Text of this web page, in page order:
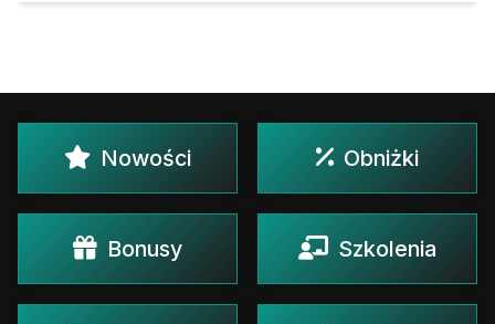
Nowości Obniżki
Bonusy Szkolenia